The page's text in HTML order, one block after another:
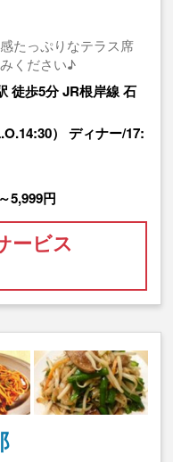
たっぷりなテラス席
ください♪
徒歩5分 JR根岸線 石
） ディナー/17:
5,999円
ービス